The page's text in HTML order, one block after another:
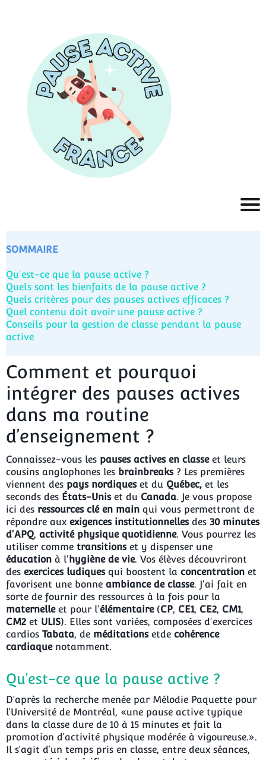
SOMMAIRE
Qu'est-ce que la pause active ?
Quels sont les bienfaits de la pause active ?
Quels critères pour des pauses actives efficaces ?
Quel contenu doit avoir une pause active ?
Conseils pour la gestion de classe pendant la pause
active
Comment et pourquoi
intégrer des pauses actives
dans ma routine
d’enseignement ?
Connaissez-vous les pauses actives en classeet leurs
cousins anglophones les brainbreaks? Les premières
viennent des pays nordiqueset du Québec, et les
seconds des États-Uniset du Canada. Je vous propose
ici des ressources clé en main qui vous permettront de
répondre aux exigences institutionnellesdes 30 minutes
d'APQ, activité physique quotidienne. Vous pourrez les
utiliser comme transitionset y dispenser une
éducation à l'hygiène de vie. Vos élèves découvriront
des exercices ludiquesqui boostent la concentration et
favorisent une bonne ambiance de classe. J'ai fait en
sorte de fournir des ressources à la fois pour la
maternelle et pour l'élémentaire(CP, CE1, CE2, CM1,
CM2 et ULIS). Elles sont variées, composées d'exercices
cardios Tabata, de méditations etde cohérence
cardiaquenotamment.
Qu’est-ce que la pause active ?
D’après la recherche menée par Mélodie Paquette pour
l’Université de Montréal, «une pause active typique
dans la classe dure de 10 à 15 minutes et fait la
promotion d’activité physique modérée à vigoureuse.».
Il s’agit d’un temps pris en classe, entre deux séances,